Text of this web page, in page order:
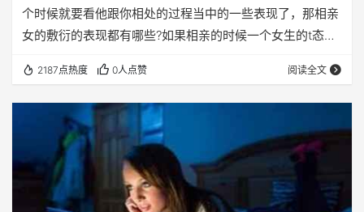
个时候就要看他跟你相处的过程当中的一些表现了，那相亲
女的敷衍的表现都有哪些?如果相亲的时候一个女生的t态度
聊天的时候他总是看别的地方，不看你的眼睛不能够正视对
方眼睛的时候，那么说明这个女孩儿一定是没有看上你，跟
你聊天儿纯粹是一种敷衍的情况。或者是经常拿着手机在手
里，你和她好认真的说话时，她也会拿着手机在那里玩，不
是和别人聊天就是逛淘宝，这些现象都是敷衍的表现。 …
2187点热度 0人点赞 阅读全文